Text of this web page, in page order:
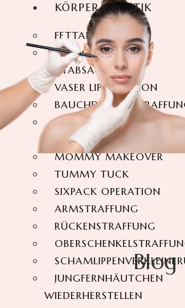
KÖRPERÄSTHETIK
FETTABSAUGUNG
360-GRAD-
FETTABSAUGUNG
VASER LIPOSUKTION
360-GRAD-
BAUCHSTRAFFUNG
MOMMY MAKEOVER
TUMMY TUCK
SIXPACK OPERATION
ARMSTRAFFUNG
RÜCKENSTRAFFUNG
JUNGFERNHÄUTCHEN
WIEDERHERSTELLEN
Blog